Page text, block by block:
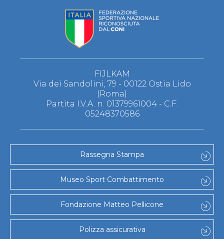
FIJLKAM
Via dei Sandolini, 79 - 00122 Ostia Lido
(Roma)
Partita I.V.A. n. 01379961004 - C.F.
05248370586
Rassegna Stampa
Museo Sport Combattimento
Fondazione Matteo Pellicone
Polizza assicurativa